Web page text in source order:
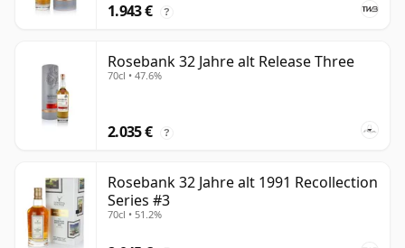
1.943 € ?
Rosebank 32 Jahre alt Release Three
70cl • 47.6%
2.035 € ?
Rosebank 32 Jahre alt 1991 Recollection
Series #3
70cl • 51.2%